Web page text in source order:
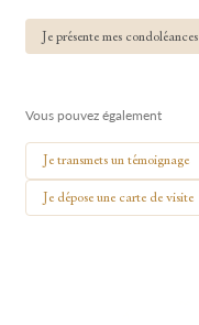
Je présente mes condoléances
Vous pouvez également
Je transmets un témoignage
Je dépose une carte de visite